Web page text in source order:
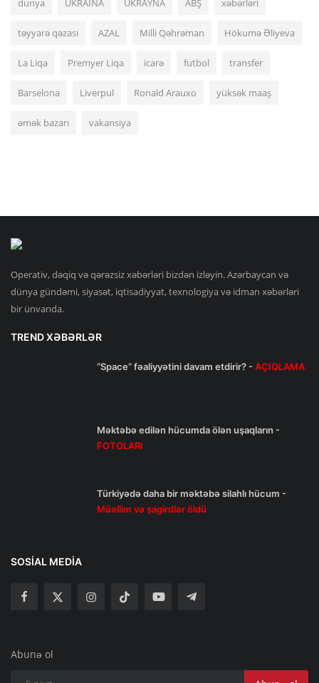
dunya UKRAİNA UKRAYNA ABŞ xəbərləri
təyyarə qəzası AZAL Milli Qəhrəman Hökumə Əliyeva
La Liqa Premyer Liqa icarə futbol transfer
Barselona Liverpul Ronald Arauxo yüksək maaş
əmək bazarı vakansiya
Operativ, dəqiq və qərəzsiz xəbərləri bizdən izləyin. Azərbaycan və
dünya gündəmi, siyasət, iqtisadiyyat, texnologiya və idman xəbərləri
bir ünvanda.
TREND XƏBƏRLƏR
“Space” fəaliyyətini davam etdirir? -AÇIQLAMA
Məktəbə edilən hücumda ölən uşaqların -
FOTOLARI
Türkiyədə daha bir məktəbə silahlı hücum -
Müəllim və şagirdlər öldü
SOSIAL MEDIA
Abunə ol